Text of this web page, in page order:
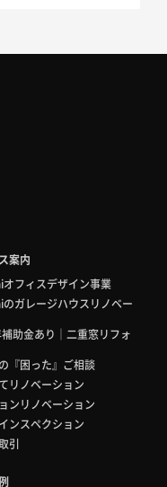
案内
フィスデザイン事業
ガレージハウスリノベー
助金あり｜二重窓リフォ
『困った』ご相談
リノベーション
ンリノベーション
ンスペクション
引